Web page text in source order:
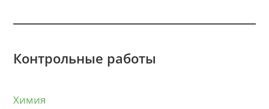
Контрольные работы
Химия